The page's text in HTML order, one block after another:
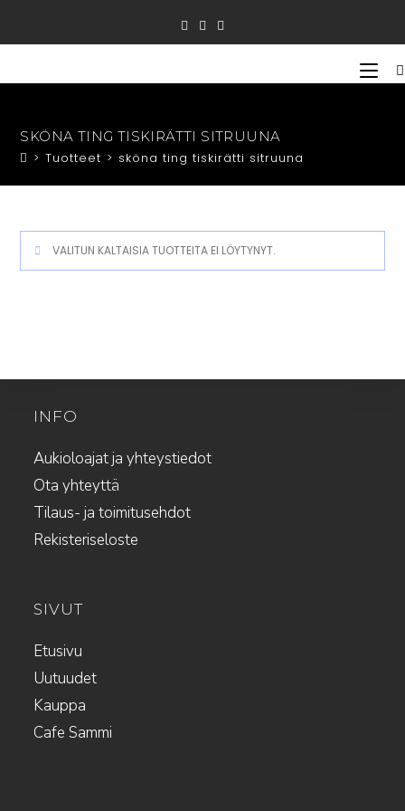
SKÖNA TING TISKIRÄTTI SITRUUNA
> Tuotteet > sköna ting tiskirätti sitruuna
VALITUN KALTAISIA TUOTTEITA EI LÖYTYNYT.
INFO
Aukioloajat ja yhteystiedot
Ota yhteyttä
Tilaus- ja toimitusehdot
Rekisteriseloste
SIVUT
Etusivu
Uutuudet
Kauppa
Cafe Sammi